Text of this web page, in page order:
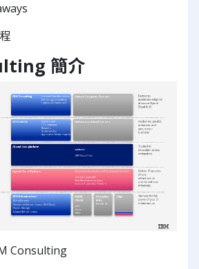
簡介
Consulting